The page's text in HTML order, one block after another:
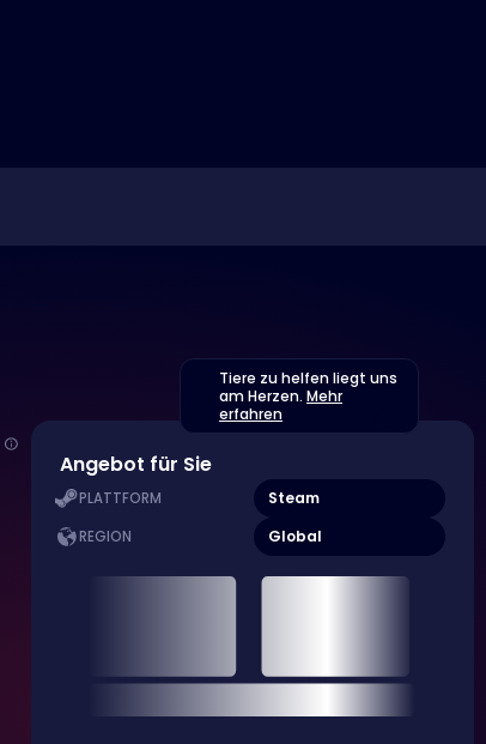
Tiere zu helfen liegt uns
am Herzen. Mehr
erfahren
Angebot für Sie
PLATTFORM Steam
REGION Global